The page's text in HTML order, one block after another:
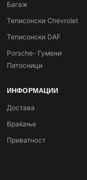
Багаж
Теписонски Chevrolet
Теписонски DAF
Porsche- Гумени
Патосници
ИНФОРМАЦИИ
Достава
Враќање
Приватност